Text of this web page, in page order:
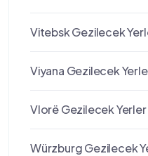
Vitebsk Gezilecek
Viyana Gezilecek
Vlorë Gezilecek Yerler
Würzburg Gezilecek